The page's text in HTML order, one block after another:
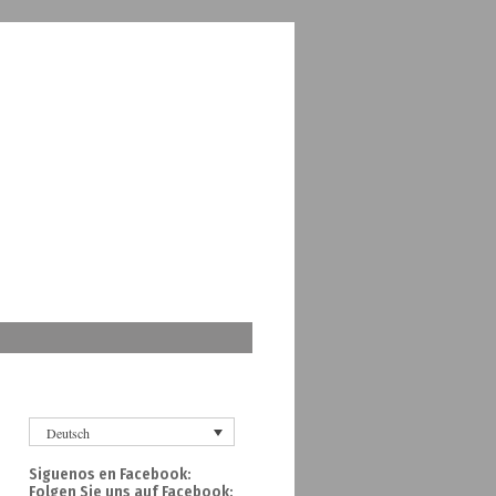
Deutsch
Siguenos en Facebook: